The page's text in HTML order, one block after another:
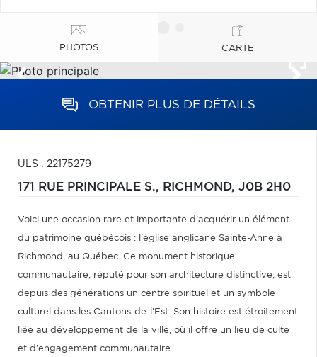
PHOTOS CARTE
OBTENIR PLUS DE DÉTAILS
ULS : 22175279
171 RUE PRINCIPALE S., RICHMOND, J0B 2H0
Voici une occasion rare et importante d'acquérir un élément
du patrimoine québécois : l'église anglicane Sainte-Anne à
Richmond, au Québec. Ce monument historique
communautaire, réputé pour son architecture distinctive, est
depuis des générations un centre spirituel et un symbole
culturel dans les Cantons-de-l'Est. Son histoire est étroitement
liée au développement de la ville, où il offre un lieu de culte
et d'engagement communautaire.